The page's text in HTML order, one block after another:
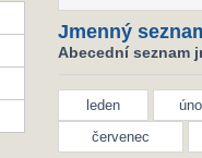
Jmenný
Abecední seznam
leden
červenec